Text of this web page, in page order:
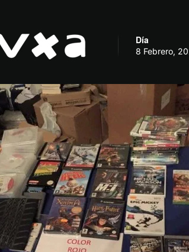
Día
8 Febrero,